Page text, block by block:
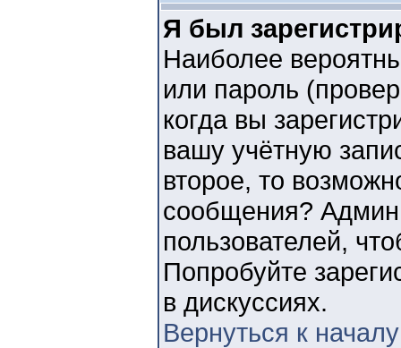
Я был
Наиболее
или пароль
когда вы
вашу учётную
второе, то
сообщения?
пользователей,
Попробуйте
в дискуссиях.
Вернуться к началу